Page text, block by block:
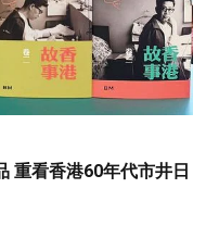
重看香港60年代市井日